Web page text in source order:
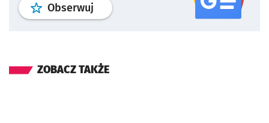
Obserwuj profil serwisu
ZOBACZ TAKŻE